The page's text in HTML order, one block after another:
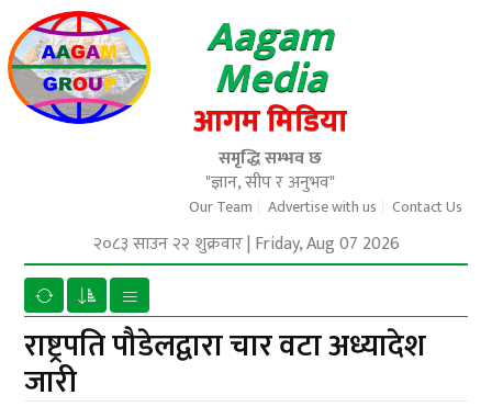
Aagam
Media
आगम मिडिया
समृद्धि सम्भव छ
"ज्ञान, सीप र अनुभव"
Our Team Advertise with us Contact Us
२०८३ साउन २२ शुक्रवार| Friday, Aug 07 2026
राष्ट्रपति पौडेलद्वारा चार वटा अध्यादेश
जारी